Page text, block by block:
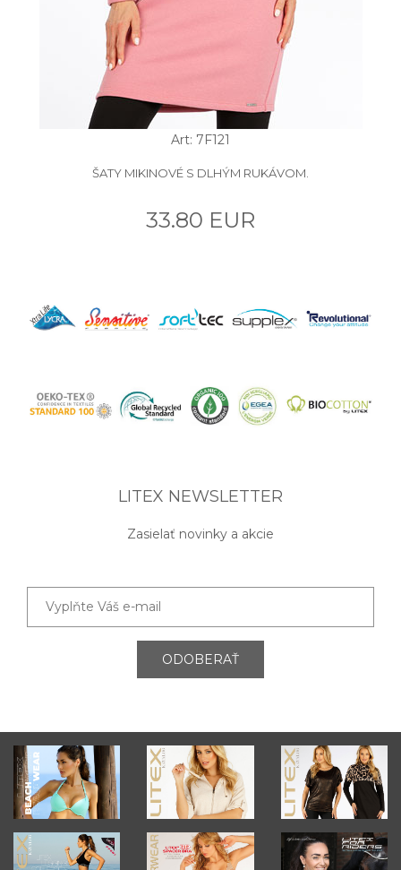
Art: 7F121
ŠATY MIKINOVÉ S DLHÝM RUKÁVOM.
33.80 EUR
LITEX NEWSLETTER
Zasielať novinky a akcie
ODOBERAŤ